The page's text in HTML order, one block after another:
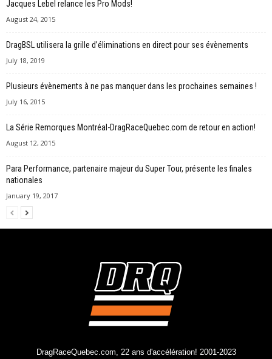
Jacques Lebel relance les Pro Mods!
August 24, 2015
DragBSL utilisera la grille d’éliminations en direct pour ses évènements
July 18, 2019
Plusieurs évènements à ne pas manquer dans les prochaines semaines !
July 16, 2015
La Série Remorques Montréal-DragRaceQuebec.com de retour en action!
August 12, 2015
Para Performance, partenaire majeur du Super Tour, présente les finales
nationales
January 19, 2017
DragRaceQuebec.com, 22 ans d'accélération! 2001-2023